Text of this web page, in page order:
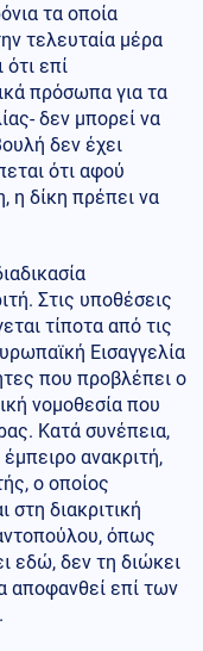
τα οποία
τελευταία μέρα
επί
πρόσωπα για τα
δεν μπορεί να
δεν έχει
ότι αφού
η δίκη πρέπει να
Στις υποθέσεις
τίποτα από τις
Εισαγγελία
που προβλέπει ο
νομοθεσία που
Κατά συνέπεια,
ανακριτή,
ο οποίος
στη διακριτική
όπως
εδώ, δεν τη διώκει
αποφανθεί επί των